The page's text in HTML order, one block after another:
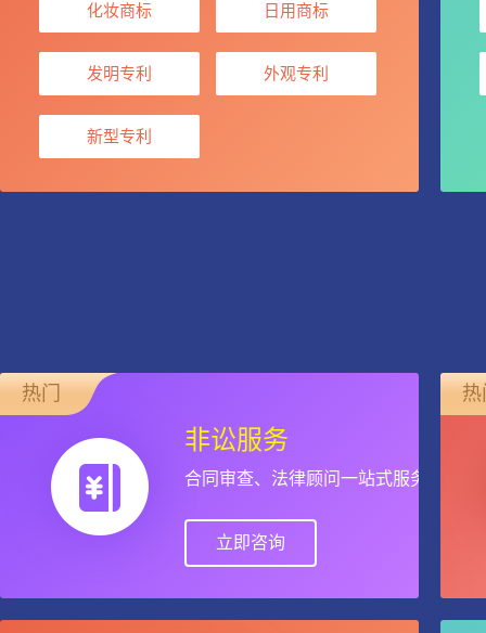
化妆商标 日用商标
发明专利 外观专利
新型专利
热门
非讼服务
合同审查、法律顾问一站式服务
立即咨询
热